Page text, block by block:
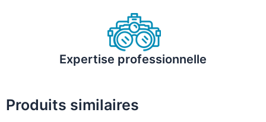
Expertise professionnelle
Produits similaires